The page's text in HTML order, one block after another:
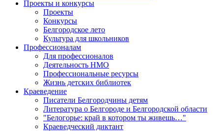
Проекты и конкурсы
Проекты
Конкурсы
Белгородское лето
Культура для школьников
Профессионалам
Для профессионалов
Деятельность НМО
Профессиональные ресурсы
Жизнь детских библиотек
Краеведение
Писатели Белгородчины детям
Литература о Белгороде и Белгородской области
"Белогорье: край в котором ты живешь…"
Краеведческий диктант